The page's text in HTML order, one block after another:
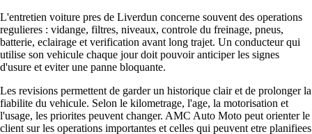
L'entretien voiture pres de Liverdun concerne souvent des operations
regulieres : vidange, filtres, niveaux, controle du freinage, pneus,
batterie, eclairage et verification avant long trajet. Un conducteur qui
utilise son vehicule chaque jour doit pouvoir anticiper les signes
d'usure et eviter une panne bloquante.
Les revisions permettent de garder un historique clair et de prolonger la
fiabilite du vehicule. Selon le kilometrage, l'age, la motorisation et
l'usage, les priorites peuvent changer. AMC Auto Moto peut orienter le
client sur les operations importantes et celles qui peuvent etre planifiees